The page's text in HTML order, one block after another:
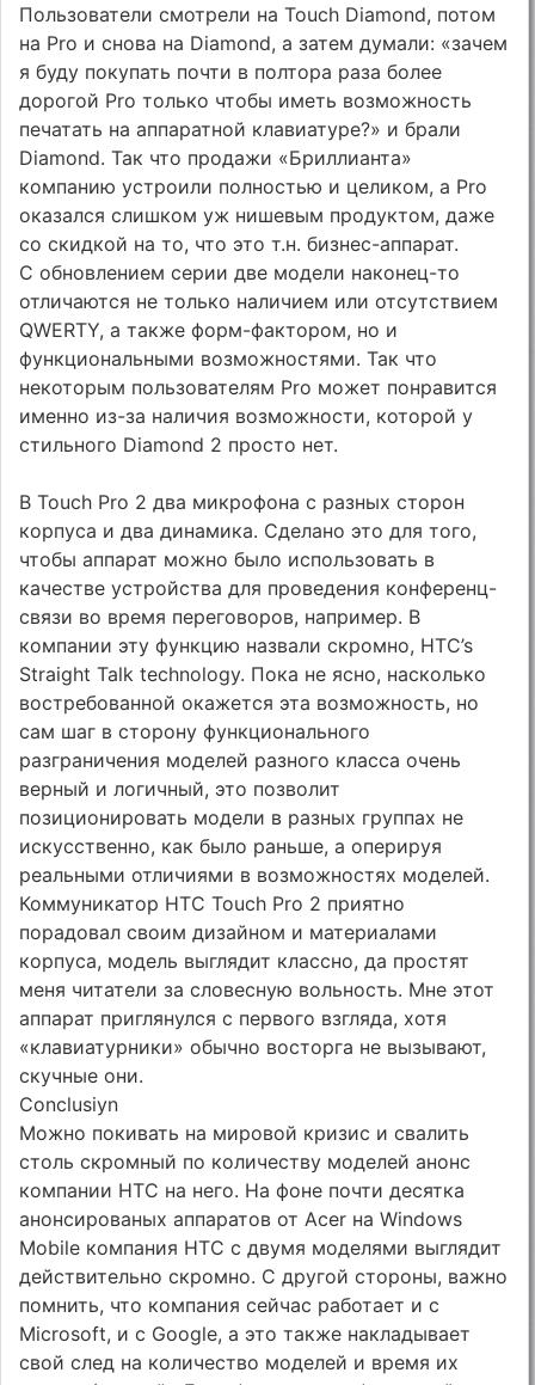
Пользователи смотрели на Touch Diamond, потом
на Pro и снова на Diamond, а затем думали: «зачем
я буду покупать почти в полтора раза более
дорогой Pro только чтобы иметь возможность
печатать на аппаратной клавиатуре?» и брали
Diamond. Так что продажи «Бриллианта»
компанию устроили полностью и целиком, а Pro
оказался слишком уж нишевым продуктом, даже
со скидкой на то, что это т.н. бизнес-аппарат.
С обновлением серии две модели наконец-то
отличаются не только наличием или отсутствием
QWERTY, а также форм-фактором, но и
функциональными возможностями. Так что
некоторым пользователям Pro может понравится
именно из-за наличия возможности, которой у
стильного Diamond 2 просто нет.
В Touch Pro 2 два микрофона с разных сторон
корпуса и два динамика. Сделано это для того,
чтобы аппарат можно было использовать в
качестве устройства для проведения конференц-
связи во время переговоров, например. В
компании эту функцию назвали скромно, HTC’s
Straight Talk technology. Пока не ясно, насколько
востребованной окажется эта возможность, но
сам шаг в сторону функционального
разграничения моделей разного класса очень
верный и логичный, это позволит
позиционировать модели в разных группах не
искусственно, как было раньше, а оперируя
реальными отличиями в возможностях моделей.
Коммуникатор HTC Touch Pro 2 приятно
порадовал своим дизайном и материалами
корпуса, модель выглядит классно, да простят
меня читатели за словесную вольность. Мне этот
аппарат приглянулся с первого взгляда, хотя
«клавиатурники» обычно восторга не вызывают,
скучные они.
Conclusiуn
Можно покивать на мировой кризис и свалить
столь скромный по количеству моделей анонс
компании HTC на него. На фоне почти десятка
анонсированых аппаратов от Acer на Windows
Mobile компания HTC с двумя моделями выглядит
действительно скромно. C другой стороны, важно
помнить, что компания сейчас работает и с
Microsoft, и с Google, а это также накладывает
свой след на количество моделей и время их